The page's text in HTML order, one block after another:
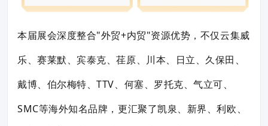
本届展会深度整合"外贸+内贸"资源优势，不仅云集威
乐、赛莱默、宾泰克、荏原、川本、日立、久保田、
戴博、伯尔梅特、TTV、何塞、罗托克、气立可、
SMC等海外知名品牌，更汇聚了凯泉、新界、利欧、